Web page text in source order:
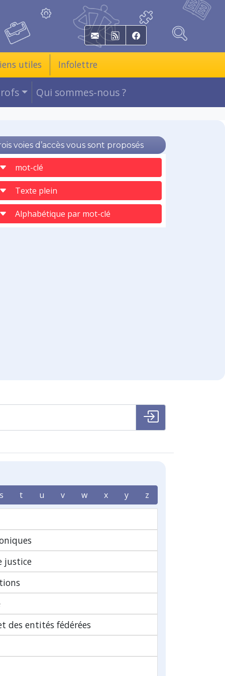
E-mail RSS Facebook
utiles Infolettre
Qui sommes-nous ?
voies d’accès vous sont proposés
mot-clé
Texte plein
Alphabétique par mot-clé
s t u v w x y z
justice
des entités fédérées